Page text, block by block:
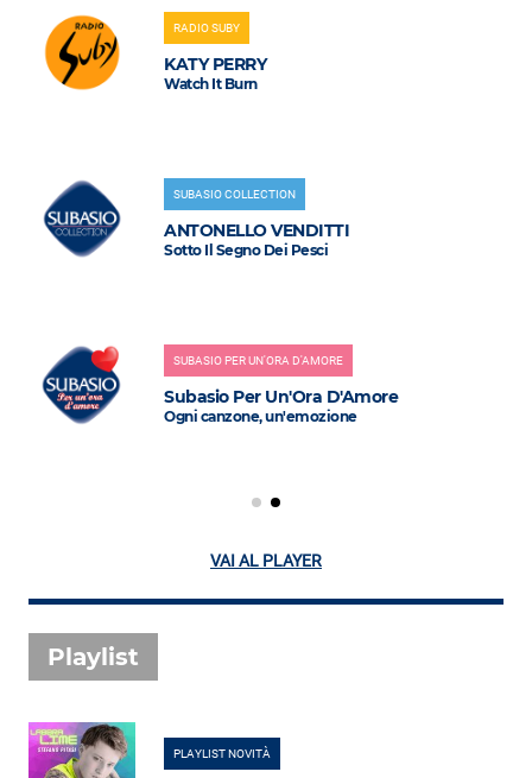
RADIO SUBY
KATY PERRY
Watch It Burn
SUBASIO COLLECTION
ANTONELLO VENDITTI
Sotto Il Segno Dei Pesci
SUBASIO PER UN'ORA D'AMORE
Subasio Per Un'Ora D'Amore
Ogni canzone, un'emozione
VAI AL PLAYER
Playlist
PLAYLIST NOVITÀ